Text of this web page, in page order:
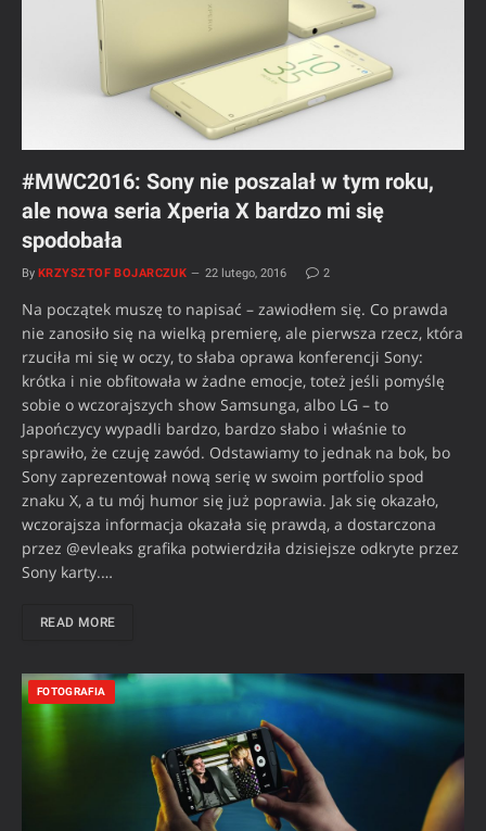
#MWC2016: Sony nie poszalał w tym roku,
ale nowa seria Xperia X bardzo mi się
spodobała
By KRZYSZTOF BOJARCZUK 22 lutego, 2016 2
Na początek muszę to napisać – zawiodłem się. Co prawda
nie zanosiło się na wielką premierę, ale pierwsza rzecz, która
rzuciła mi się w oczy, to słaba oprawa konferencji Sony:
krótka i nie obfitowała w żadne emocje, toteż jeśli pomyślę
sobie o wczorajszych show Samsunga, albo LG – to
Japończycy wypadli bardzo, bardzo słabo i właśnie to
sprawiło, że czuję zawód. Odstawiamy to jednak na bok, bo
Sony zaprezentował nową serię w swoim portfolio spod
znaku X, a tu mój humor się już poprawia. Jak się okazało,
wczorajsza informacja okazała się prawdą, a dostarczona
przez @evleaks grafika potwierdziła dzisiejsze odkryte przez
Sony karty.…
READ MORE
FOTOGRAFIA